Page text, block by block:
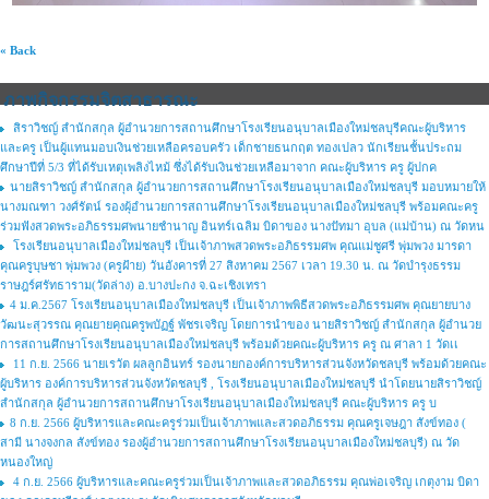
« Back
ภาพกิจกรรมจิตสาธารณะ
สิราวิชญ์ สำนักสกุล ผู้อำนวยการสถานศึกษาโรงเรียนอนุบาลเมืองใหม่ชลบุรีคณะผู้บริหาร
และครู เป็นผู้แทนมอบเงินช่วยเหลือครอบครัว เด็กชายธนกฤต ทองเปลว นักเรียนชั้นประถม
ศึกษาปีที่ 5/3 ที่ได้รับเหตุเพลิงไหม้ ซึ่งได้รับเงินช่วยเหลือมาจาก คณะผู้บริหาร ครู ผู้ปกค
นายสิราวิชญ์ สำนักสกุล ผู้อำนวยการสถานศึกษาโรงเรียนอนุบาลเมืองใหม่ชลบุรี มอบหมายให้
นางมณฑา วงศ์รัตน์ รองผุ้อำนวยการสถานศึกษาโรงเรียนอนุบาลเมืองใหม่ชลบุรี พร้อมคณะครู
ร่วมฟังสวดพระอภิธรรมศพนายชำนาญ อินทร์เฉลิม บิดาของ นางปัทมา อุบล (แม่บ้าน) ณ วัดหน
โรงเรียนอนุบาลเมืองใหม่ชลบุรี เป็นเจ้าภาพสวดพระอภิธรรมศพ คุณแม่ชูศรี พุ่มพวง มารดา
คุณครูบุษชา พุ่มพวง (ครูฝ้าย) วันอังคารที่ 27 สิงหาคม 2567 เวลา 19.30 น. ณ วัดบำรุงธรรม
ราษฎร์ศรัทธาราม(วัดล่าง) อ.บางปะกง จ.ฉะเชิงเทรา
4 ม.ค.2567 โรงเรียนอนุบาลเมืองใหม่ชลบุรี เป็นเจ้าภาพพิธีสวดพระอภิธรรมศพ คุณยายบาง
วัฒนะสุวรรณ คุณยายคุณครูพบัฏฐ์ พัชรเจริญ โดยการนำของ นายสิราวิชญ์ สำนักสกุล ผู้อำนวย
การสถานศึกษาโรงเรียนอนุบาลเมืองใหม่ชลบุรี พร้อมด้วยคณะผู้บริหาร ครู ณ ศาลา 1 วัดเเ
11 ก.ย. 2566 นายเรวัต ผลลูกอินทร์ รองนายกองค์การบริหารส่วนจังหวัดชลบุรี พร้อมด้วยคณะ
ผู้บริหาร องค์การบริหารส่วนจังหวัดชลบุรี , โรงเรียนอนุบาลเมืองใหม่ชลบุรี นำโดยนายสิราวิชญ์
สำนักสกุล ผู้อำนวยการสถานศึกษาโรงเรียนอนุบาลเมืองใหม่ชลบุรี คณะผู้บริหาร ครู บ
8 ก.ย. 2566 ผู้บริหารและคณะครูร่วมเป็นเจ้าภาพและสวดอภิธรรม คุณครูเจษฎา สังข์ทอง (
สามี นางจงกล สังข์ทอง รองผู้อำนวยการสถานศึกษาโรงเรียนอนุบาลเมืองใหม่ชลบุรี) ณ วัด
หนองใหญ่
4 ก.ย. 2566 ผู้บริหารและคณะครูร่วมเป็นเจ้าภาพและสวดอภิธรรม คุณพ่อเจริญ เกตุงาม บิดา